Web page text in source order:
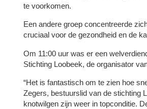
te voorkomen.
Een andere groep concentreerde
cruciaal voor de gezondheid en de
Om 11:00 uur was er een
Stichting Loobeek, de organisator
“Het is fantastisch om te zien hoe
Zegers, bestuurslid van de stichting
knotwilgen zijn weer in topconditie.